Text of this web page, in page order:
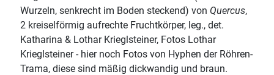
Wurzeln, senkrecht im Boden steckend) von Quercus,
2 kreiselförmig aufrechte Fruchtkörper, leg., det.
Katharina & Lothar Krieglsteiner, Fotos Lothar
Krieglsteiner - hier noch Fotos von Hyphen der Röhren-
Trama, diese sind mäßig dickwandig und braun.